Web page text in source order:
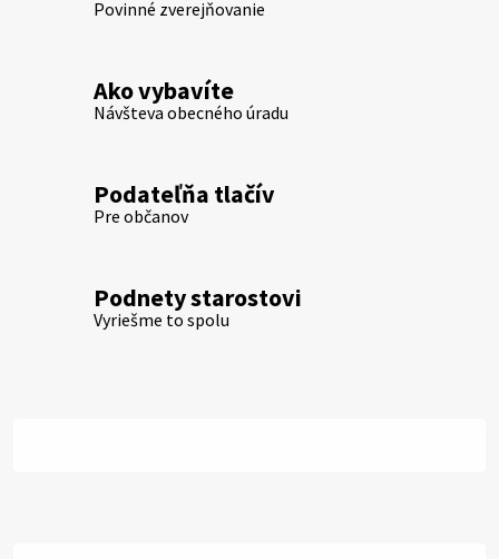
Povinné zverejňovanie
Ako vybavíte
Návšteva obecného úradu
Podateľňa tlačív
Pre občanov
Podnety starostovi
Vyriešme to spolu